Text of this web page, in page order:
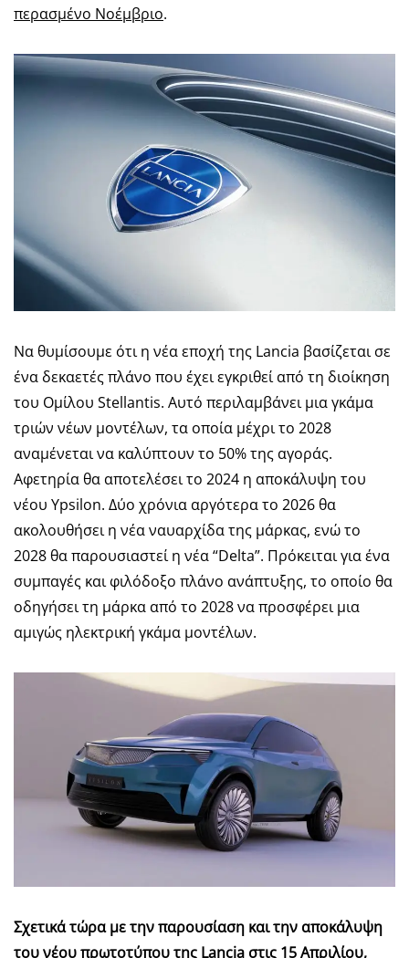
περασμένο Νοέμβριο.
Να θυμίσουμε ότι η νέα εποχή της Lancia βασίζεται σε
ένα δεκαετές πλάνο που έχει εγκριθεί από τη διοίκηση
του Ομίλου Stellantis. Αυτό περιλαμβάνει μια γκάμα
τριών νέων μοντέλων, τα οποία μέχρι το 2028
αναμένεται να καλύπτουν το 50% της αγοράς.
Αφετηρία θα αποτελέσει το 2024 η αποκάλυψη του
νέου Ypsilon. Δύο χρόνια αργότερα το 2026 θα
ακολουθήσει η νέα ναυαρχίδα της μάρκας, ενώ το
2028 θα παρουσιαστεί η νέα “Delta”. Πρόκειται για ένα
συμπαγές και φιλόδοξο πλάνο ανάπτυξης, το οποίο θα
οδηγήσει τη μάρκα από το 2028 να προσφέρει μια
αμιγώς ηλεκτρική γκάμα μοντέλων.
Σχετικά τώρα με την παρουσίαση και την αποκάλυψη
του νέου πρωτοτύπου της Lancia στις 15 Απριλίου,